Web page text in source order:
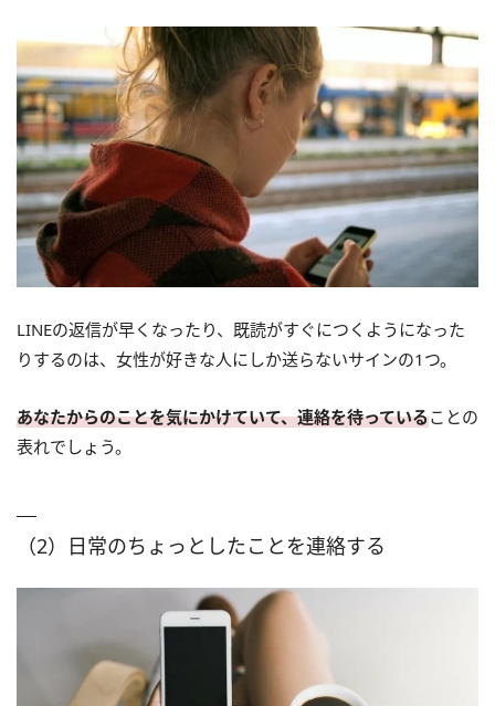
LINEの返信が早くなったり、既読がすぐにつくようになった
りするのは、女性が好きな人にしか送らないサインの1つ。
あなたからのことを気にかけていて、連絡を待っていることの
表れでしょう。
（2）日常のちょっとしたことを連絡する